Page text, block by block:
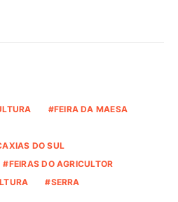
FEIRA DA MAESA
DO SUL
FEIRAS DO AGRICULTOR
SERRA